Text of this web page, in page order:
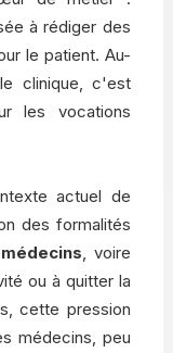
à rédiger des
le patient. Au-
clinique, c'est
les vocations
actuel de
des formalités
, voire
ou à quitter la
cette pression
médecins, peu